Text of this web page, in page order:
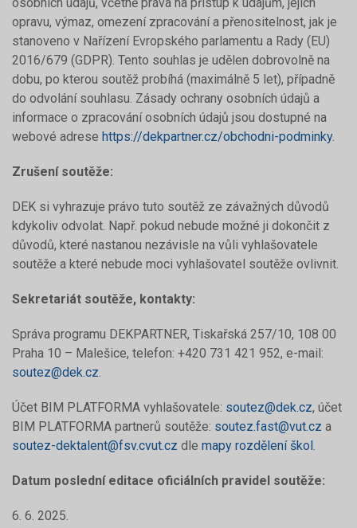
opravu, výmaz, omezení zpracování a přenositelnost, jak je
stanoveno v Nařízení Evropského parlamentu a Rady (EU)
2016/679 (GDPR). Tento souhlas je udělen dobrovolně na
dobu, po kterou soutěž probíhá (maximálně 5 let), případně
do odvolání souhlasu. Zásady ochrany osobních údajů a
informace o zpracování osobních údajů jsou dostupné na
webové adrese https://dekpartner.cz/obchodni-podminky.
Zrušení soutěže:
DEK si vyhrazuje právo tuto soutěž ze závažných důvodů
kdykoliv odvolat. Např. pokud nebude možné ji dokončit z
důvodů, které nastanou nezávisle na vůli vyhlašovatele
soutěže a které nebude moci vyhlašovatel soutěže ovlivnit.
Sekretariát soutěže, kontakty:
Správa programu DEKPARTNER, Tiskařská 257/10, 108 00
Praha 10 – Malešice, telefon: +420 731 421 952, e-mail:
soutez@dek.cz.
Účet BIM PLATFORMA vyhlašovatele: soutez@dek.cz, účet
BIM PLATFORMA partnerů soutěže: soutez.fast@vut.cz a
soutez-dektalent@fsv.cvut.cz dle mapy rozdělení škol.
Datum poslední editace oficiálních pravidel soutěže:
6. 6. 2025.